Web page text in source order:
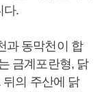
다.
과 동막천이 합
금계포란형, 닭
뒤의 주산에 닭